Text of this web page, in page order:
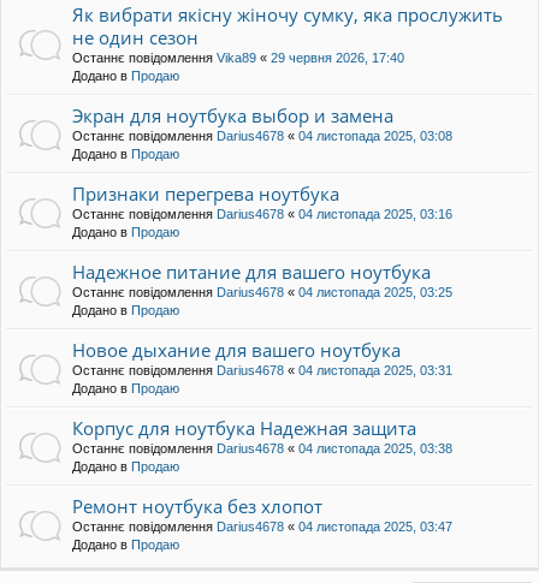
Як вибрати якісну жіночу сумку, яка прослужить
не один сезон
Останнє повідомлення Vika89 « 29 червня 2026, 17:40
Додано в Продаю
Экран для ноутбука выбор и замена
Останнє повідомлення Darius4678 « 04 листопада 2025, 03:08
Додано в Продаю
Признаки перегрева ноутбука
Останнє повідомлення Darius4678 « 04 листопада 2025, 03:16
Додано в Продаю
Надежное питание для вашего ноутбука
Останнє повідомлення Darius4678 « 04 листопада 2025, 03:25
Додано в Продаю
Новое дыхание для вашего ноутбука
Останнє повідомлення Darius4678 « 04 листопада 2025, 03:31
Додано в Продаю
Корпус для ноутбука Надежная защита
Останнє повідомлення Darius4678 « 04 листопада 2025, 03:38
Додано в Продаю
Ремонт ноутбука без хлопот
Останнє повідомлення Darius4678 « 04 листопада 2025, 03:47
Додано в Продаю